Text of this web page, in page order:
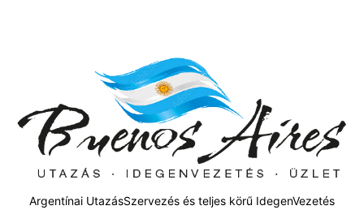
Argentínai UtazásSzervezés és teljes körű IdegenVezetés